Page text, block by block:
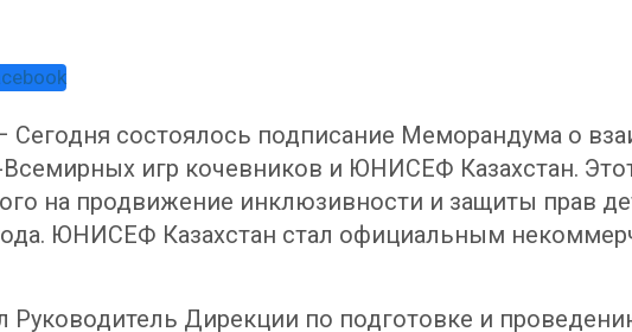
Сегодня состоялось подписание Меморандума о
игр кочевников и ЮНИСЕФ Казахстан.
на продвижение инклюзивности и защиты прав
ЮНИСЕФ Казахстан стал официальным
Руководитель Дирекции по подготовке и